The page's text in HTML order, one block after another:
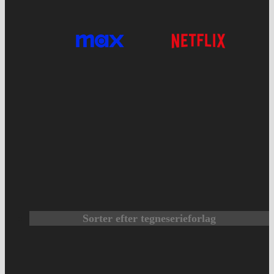
Sorter efter tegneserieforlag